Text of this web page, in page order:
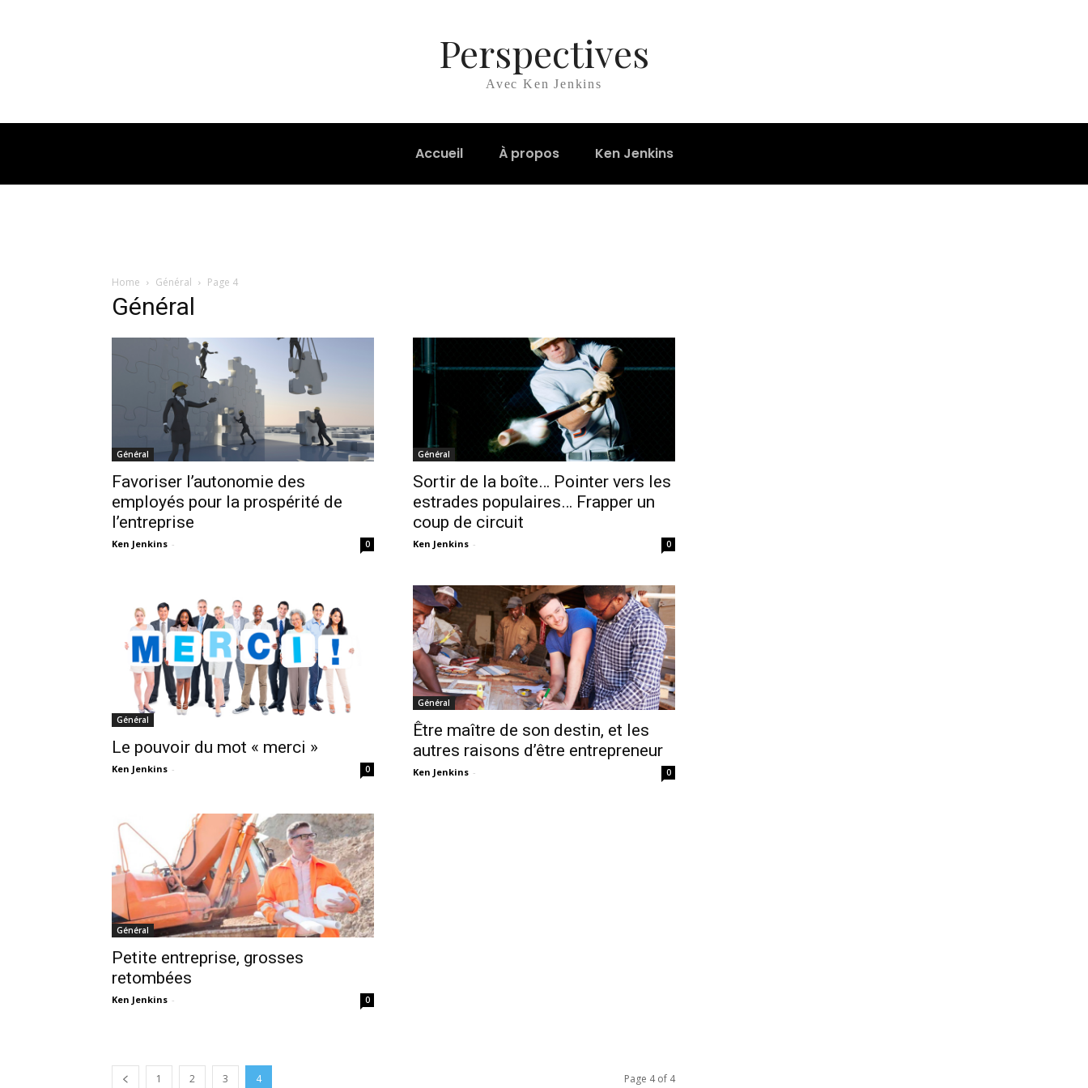
Perspectives
Avec Ken Jenkins
Accueil À propos Ken Jenkins
Home Général Page 4
Général
Général
Favoriser l’autonomie des
employés pour la prospérité de
l’entreprise
Ken Jenkins - 0
Général
Sortir de la boîte… Pointer vers les
estrades populaires… Frapper un
coup de circuit
Ken Jenkins - 0
Général
Le pouvoir du mot « merci »
Ken Jenkins - 0
Général
Être maître de son destin, et les
autres raisons d’être entrepreneur
Ken Jenkins - 0
Général
Petite entreprise, grosses
retombées
Ken Jenkins - 0
1 2 3 4 Page 4 of 4